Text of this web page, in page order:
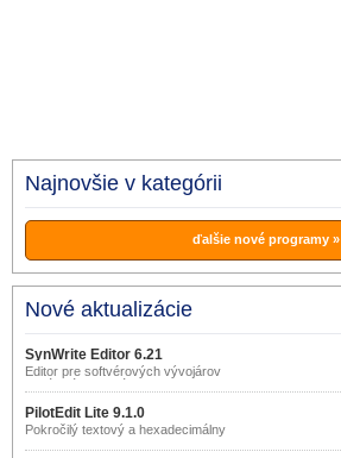
Najnovšie v kategórii
ďalšie nové programy »
Nové aktualizácie
SynWrite Editor 6.21
Editor pre softvérových vývojárov
ponúkajúci rad nástrojov pre
efektívnejšiu správu projektov.
PilotEdit Lite 9.1.0
Pokročilý textový a hexadecimálny